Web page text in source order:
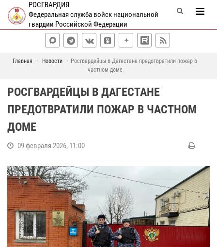
РОСГВАРДИЯ
Федеральная служба войск национальной
гвардии Российской Федерации
Главная Новости
Росгвардейцы в Дагестане предотвратили пожар в
частном доме
РОСГВАРДЕЙЦЫ В ДАГЕСТАНЕ
ПРЕДОТВРАТИЛИ ПОЖАР В ЧАСТНОМ
ДОМЕ
09 февраля 2026, 11:00